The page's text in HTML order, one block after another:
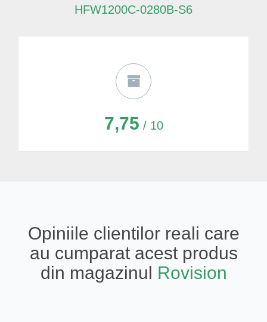
HFW1200C-0280B-S6
7,75 / 10
Opiniile clientilor reali care
au cumparat acest produs
din magazinul Rovision